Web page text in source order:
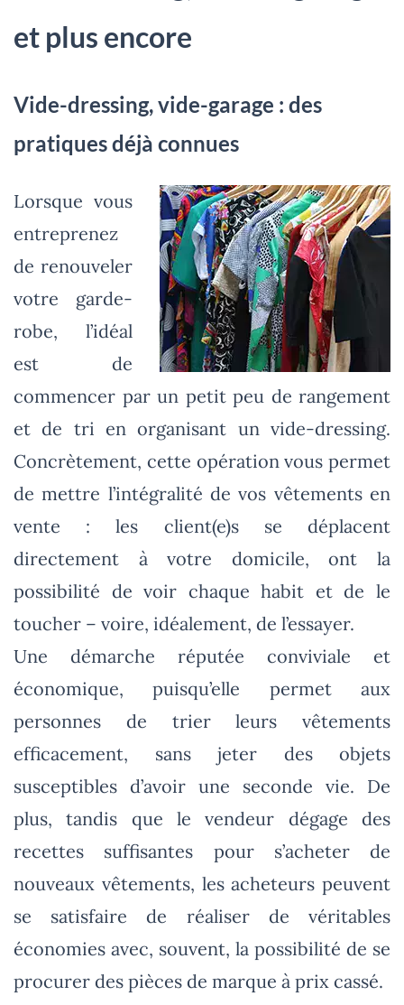
et plus encore
Vide-dressing, vide-garage : des
pratiques déjà connues
Lorsque vous
entreprenez
de renouveler
votre garde-
robe, l’idéal
est de
commencer par un petit peu de rangement
et de tri en organisant un vide-dressing.
Concrètement, cette opération vous permet
de mettre l’intégralité de vos vêtements en
vente : les client(e)s se déplacent
directement à votre domicile, ont la
possibilité de voir chaque habit et de le
toucher – voire, idéalement, de l’essayer.
Une démarche réputée conviviale et
économique, puisqu’elle permet aux
personnes de trier leurs vêtements
efficacement, sans jeter des objets
susceptibles d’avoir une seconde vie. De
plus, tandis que le vendeur dégage des
recettes suffisantes pour s’acheter de
nouveaux vêtements, les acheteurs peuvent
se satisfaire de réaliser de véritables
économies avec, souvent, la possibilité de se
procurer des pièces de marque à prix cassé.